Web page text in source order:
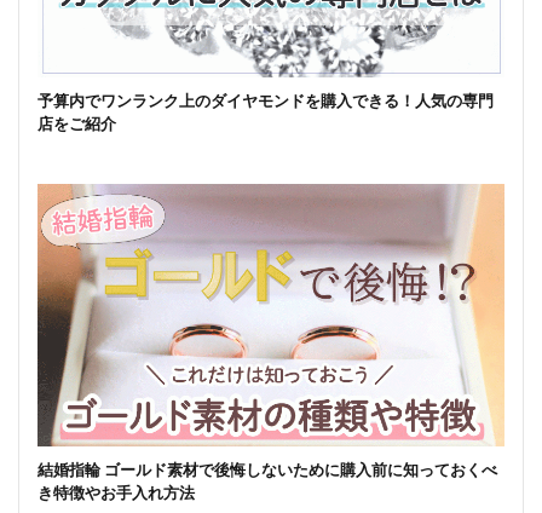
予算内でワンランク上のダイヤモンドを購入できる！人気の専門
店をご紹介
結婚指輪 ゴールド素材で後悔しないために購入前に知っておくべ
き特徴やお手入れ方法